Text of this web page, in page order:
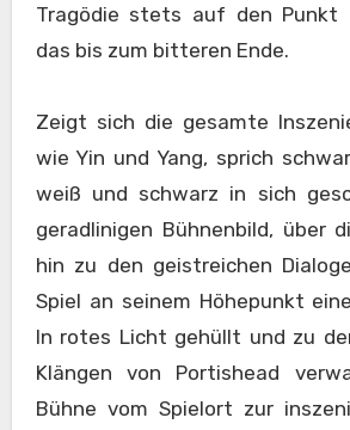
Tragödie stets auf den Punkt
das bis zum bitteren Ende.
Zeigt sich die gesamte
wie Yin und Yang, sprich
weiß und schwarz in sich
geradlinigen Bühnenbild, über
hin zu den geistreichen
Spiel an seinem Höhepunkt
In rotes Licht gehüllt und zu
Klängen von Portishead
Bühne vom Spielort zur